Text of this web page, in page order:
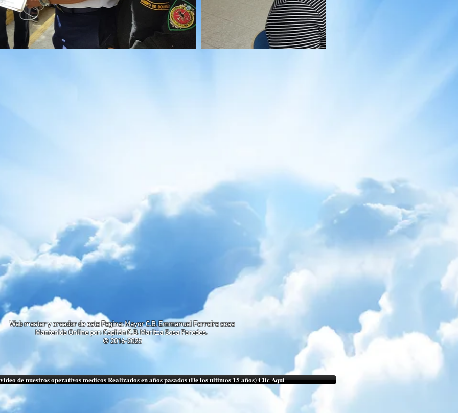
Web master y creador de esta Pagina: Mayor C.B. Emmanuel Ferreira sosa
Mantenida Online por: Capitán C.B. Maritza Sosa Paredes.
© 2016-2025
de nuestros operativos medicos Realizados en años pasados (De los ultimos 15 años) Clic Aqui